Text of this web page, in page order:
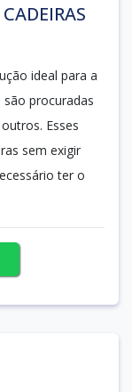
ideal para a
procuradas
Esses
sem exigir
ter o